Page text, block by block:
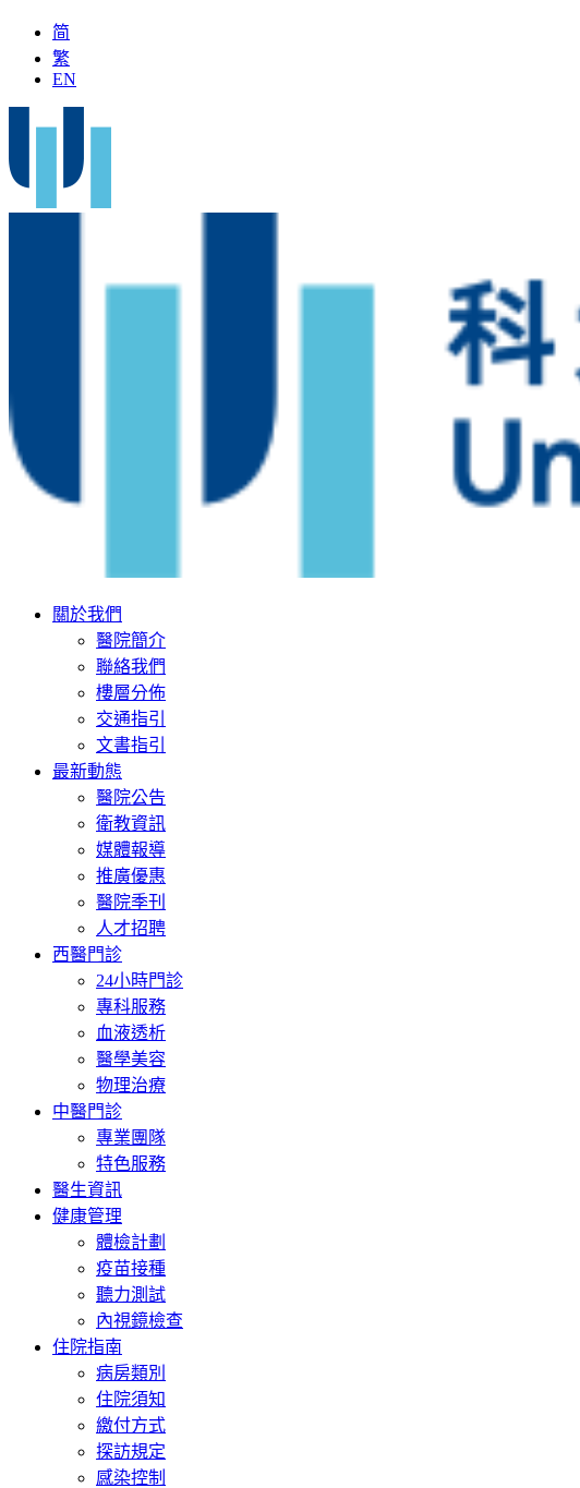
简
繁
EN
關於我們
醫院簡介
聯絡我們
樓層分佈
交通指引
文書指引
最新動態
醫院公告
衛教資訊
媒體報導
推廣優惠
醫院季刊
人才招聘
西醫門診
24小時門診
專科服務
血液透析
醫學美容
物理治療
中醫門診
專業團隊
特色服務
醫生資訊
健康管理
體檢計劃
疫苗接種
聽力測試
內視鏡檢查
住院指南
病房類別
住院須知
繳付方式
探訪規定
感染控制